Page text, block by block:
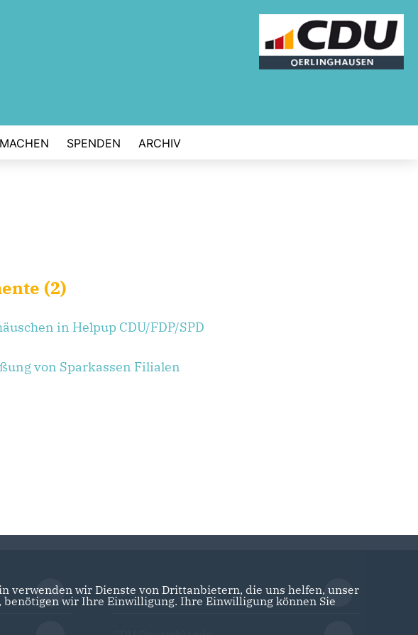
SPENDEN ARCHIV
(2)
in Helpup CDU/FDP/SPD
von Sparkassen Filialen
CDU NRW
verwenden wir Dienste von Drittanbietern, die uns helfen, unser
wir Ihre Einwilligung. Ihre Einwilligung können Sie